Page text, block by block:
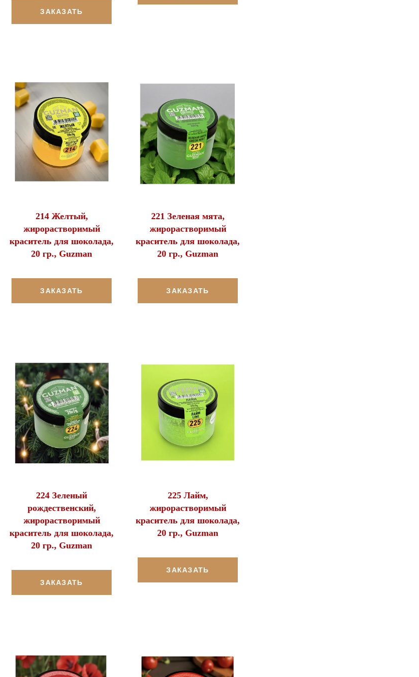
ЗАКАЗАТЬ
214 Желтый,
жирорастворимый
краситель для шоколада,
20 гр., Guzman
ЗАКАЗАТЬ
221 Зеленая мята,
жирорастворимый
краситель для шоколада,
20 гр., Guzman
ЗАКАЗАТЬ
224 Зеленый
рождественский,
жирорастворимый
краситель для шоколада,
20 гр., Guzman
ЗАКАЗАТЬ
225 Лайм,
жирорастворимый
краситель для шоколада,
20 гр., Guzman
ЗАКАЗАТЬ